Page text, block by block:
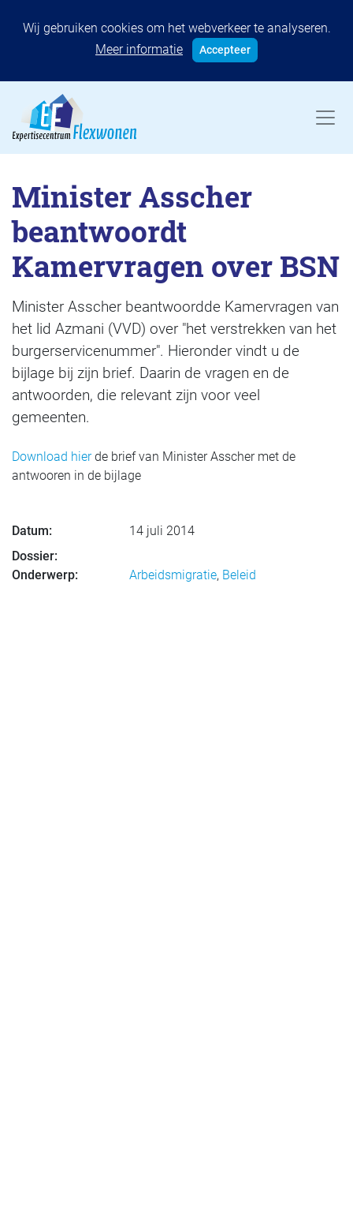
Wij gebruiken cookies om het webverkeer te analyseren.
Meer informatie
Accepteer
Minister Asscher
beantwoordt
Kamervragen over BSN
Minister Asscher beantwoordde Kamervragen van
het lid Azmani (VVD) over "het verstrekken van het
burgerservicenummer". Hieronder vindt u de
bijlage bij zijn brief. Daarin de vragen en de
antwoorden, die relevant zijn voor veel
gemeenten.
Download hierde brief van Minister Asscher met de
antwooren in de bijlage
Datum:
14 juli 2014
Dossier:
Onderwerp:
Arbeidsmigratie, Beleid